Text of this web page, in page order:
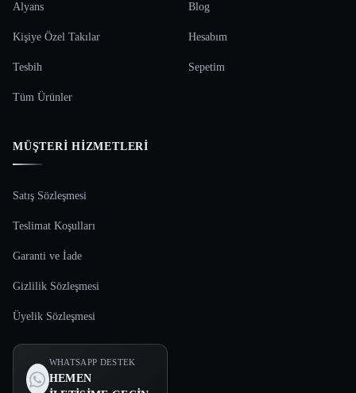
Alyans
Kişiye Özel Takılar
Tesbih
Tüm Ürünler
Blog
Hesabım
Sepetim
MÜŞTERI HIZMETLERI
Satış Sözleşmesi
Teslimat Koşulları
Garanti ve İade
Gizlilik Sözleşmesi
Üyelik Sözleşmesi
WHATSAPP DESTEK
HEMEN